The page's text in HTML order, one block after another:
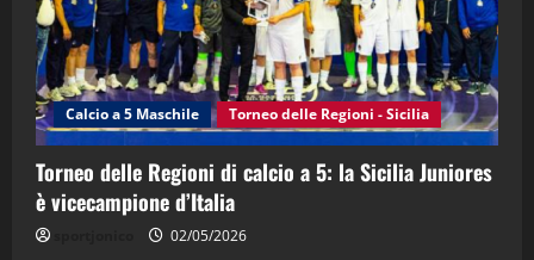
4
"SportEmpire" in Podcast Sport News
“SportEmpire” in Podcast: 27^ Puntata
(Martedi 14 Aprile 2026)
15/04/2026
"SportEmpire" in Podcast
“SportEmpire” in Podcast: 26^ Puntata
Calcio a 5 Maschile Torneo delle Regioni - Sicilia
Torneo delle Regioni di calcio a 5: la Sicilia Juniores
è vicecampione d’Italia
02/05/2026